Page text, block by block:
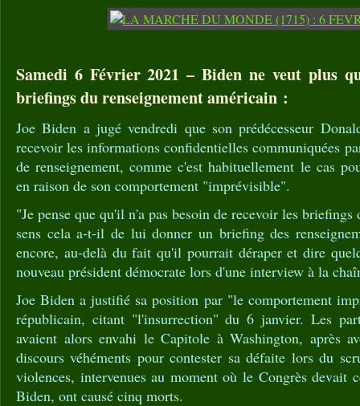
Samedi 6 Février 2021 – Biden ne veut plus
briefings du renseignement américain :
Joe Biden a jugé vendredi que son prédécesseur
recevoir les informations confidentielles communiquées
de renseignement, comme c'est habituellement le cas
en raison de son comportement "imprévisible".
"Je pense que qu'il n'a pas besoin de recevoir les briefings
sens cela a-t-il de lui donner un briefing des
encore, au-delà du fait qu'il pourrait déraper et dire
nouveau président démocrate lors d'une interview à la
Joe Biden a justifié sa position par "le comportement
républicain, citant "l'insurrection" du 6 janvier. Les
avaient alors envahi le Capitole à Washington, après
discours véhéments pour contester sa défaite lors du
violences, intervenues au moment où le Congrès devait
Biden, ont causé cinq morts.